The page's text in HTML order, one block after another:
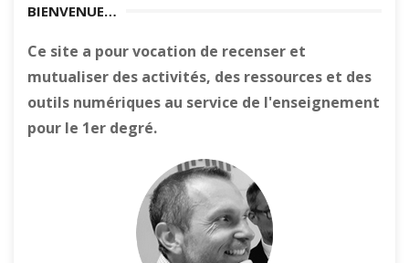
BIENVENUE…
Ce site a pour vocation de recenser et
mutualiser des activités, des ressources et des
outils numériques au service de l'enseignement
pour le 1er degré.